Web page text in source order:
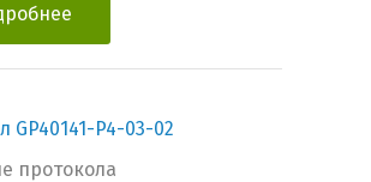
GP40141-P4-03-02
протокола